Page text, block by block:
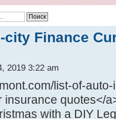
city Finance
2019 3:22 am
list-of-
insurance quotes</
with a DIY